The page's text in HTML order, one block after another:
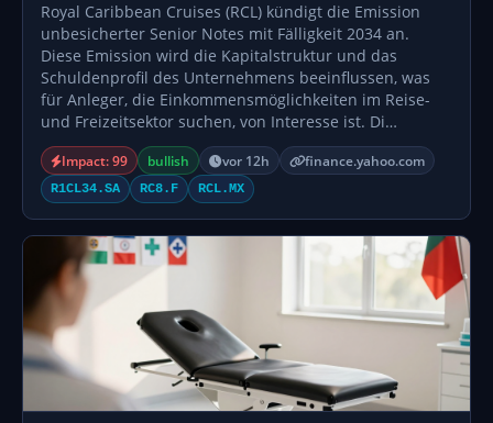
Royal Caribbean Cruises (RCL) kündigt die Emission
unbesicherter Senior Notes mit Fälligkeit 2034 an.
Diese Emission wird die Kapitalstruktur und das
Schuldenprofil des Unternehmens beeinflussen, was
für Anleger, die Einkommensmöglichkeiten im Reise-
und Freizeitsektor suchen, von Interesse ist. Di…
Impact: 99 bullish vor 12h finance.yahoo.com
R1CL34.SA RC8.F RCL.MX